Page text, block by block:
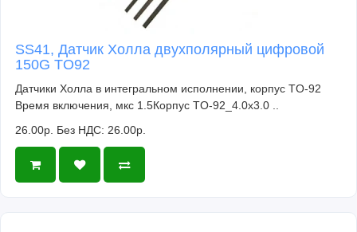
SS41, Датчик Холла двухполярный цифровой
150G TO92
Датчики Холла в интегральном исполнении, корпус TO-92
Время включения, мкс 1.5Корпус TO-92_4.0x3.0 ..
26.00р. Без НДС: 26.00р.